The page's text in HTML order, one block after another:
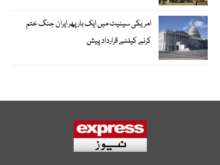
امریکی سینیٹ میں ایک بار پھر ایران جنگ ختم
کرنے کیلئے قرارداد پیش